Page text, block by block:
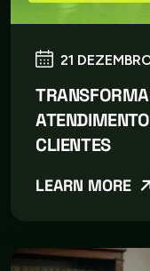
21
CLIENTES
LEARN MORE